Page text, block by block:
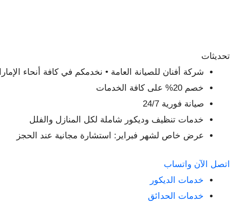
تحديثات
شركة أفنان للصيانة العامة • نخدمكم في كافة أنحاء
خصم 20% على كافة الخدمات
صيانة فورية 24/7
خدمات تنظيف وديكور شاملة لكل المنازل والفلل
عرض خاص لشهر فبراير: استشارة مجانية عند الحجز
اتصل الآن واتساب
خدمات الديكور
خدمات الحدائق